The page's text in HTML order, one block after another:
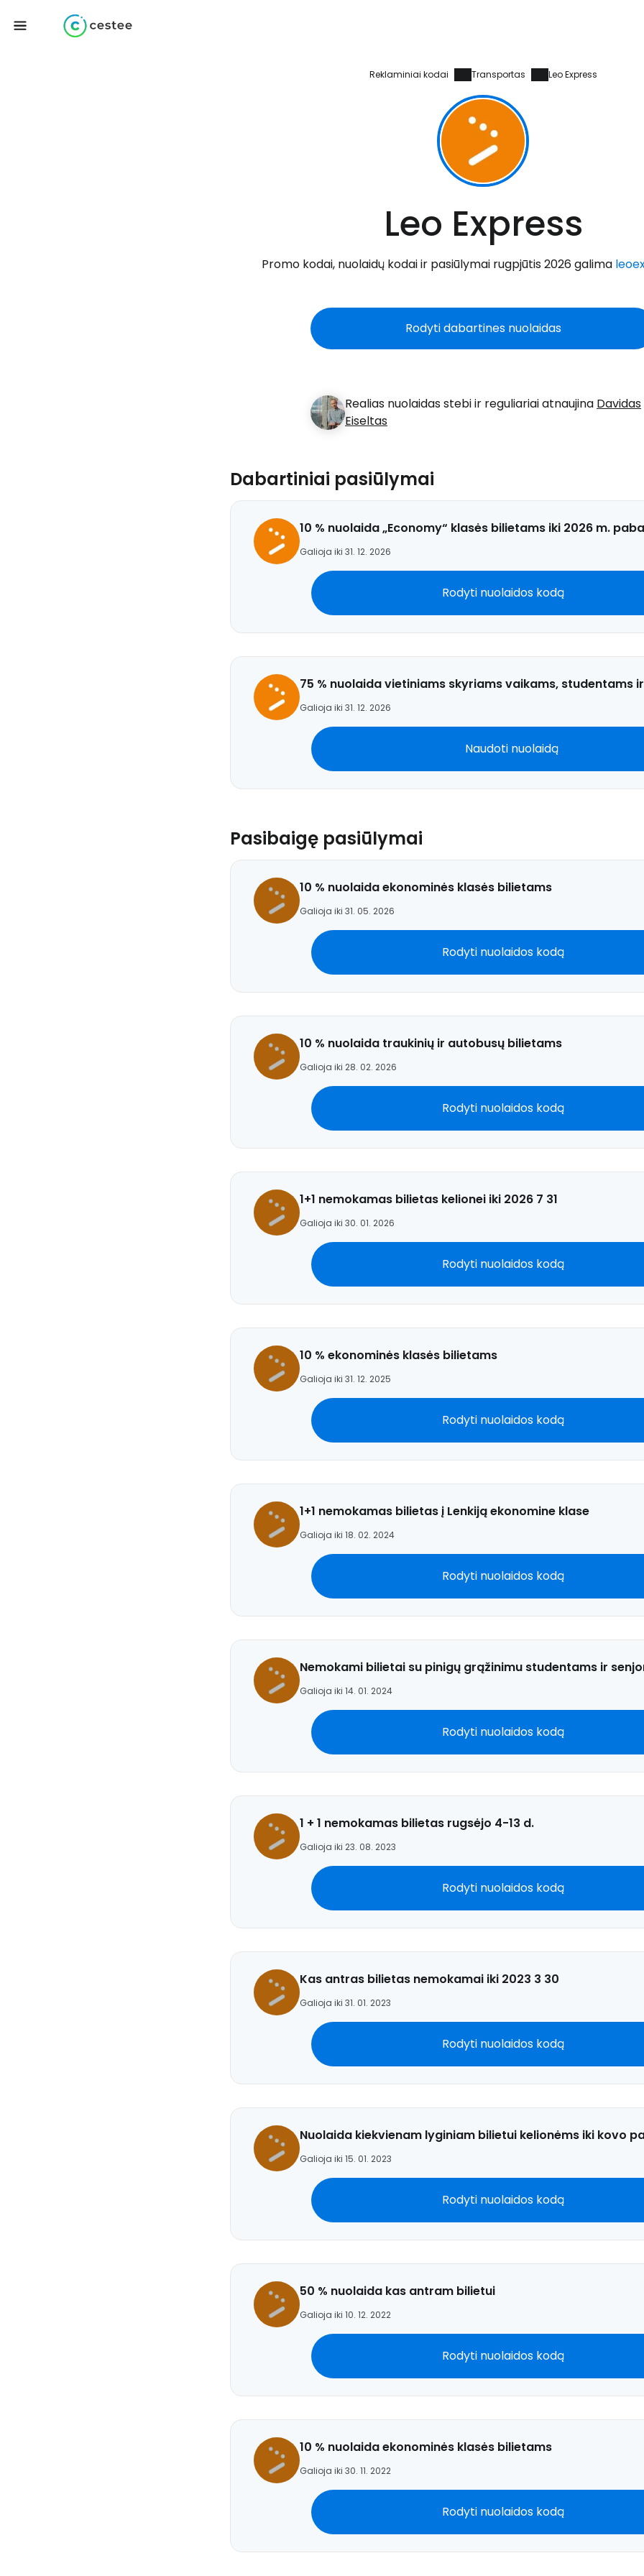
Reklaminiai kodai Transportas Leo Express
Leo Express
Promo kodai, nuolaidų kodai ir pasiūlymai rugpjūtis 2026 galima
Rodyti dabartines nuolaidas
Realias nuolaidas stebi ir reguliariai atnaujina Davidas
Eiseltas
Dabartiniai pasiūlymai
10 % nuolaida „Economy“ klasės bilietams iki 2026 m.
Galioja iki 31. 12. 2026
Rodyti nuolaidos kodą
75 % nuolaida vietiniams skyriams vaikams, studentams
Galioja iki 31. 12. 2026
Naudoti nuolaidą
Pasibaigę pasiūlymai
10 % nuolaida ekonominės klasės bilietams
Galioja iki 31. 05. 2026
Rodyti nuolaidos kodą
10 % nuolaida traukinių ir autobusų bilietams
Galioja iki 28. 02. 2026
Rodyti nuolaidos kodą
1+1 nemokamas bilietas kelionei iki 2026 7 31
Galioja iki 30. 01. 2026
Rodyti nuolaidos kodą
10 % ekonominės klasės bilietams
Galioja iki 31. 12. 2025
Rodyti nuolaidos kodą
1+1 nemokamas bilietas į Lenkiją ekonomine klase
Galioja iki 18. 02. 2024
Rodyti nuolaidos kodą
Nemokami bilietai su pinigų grąžinimu studentams ir
Galioja iki 14. 01. 2024
Rodyti nuolaidos kodą
1 + 1 nemokamas bilietas rugsėjo 4-13 d.
Galioja iki 23. 08. 2023
Rodyti nuolaidos kodą
Kas antras bilietas nemokamai iki 2023 3 30
Galioja iki 31. 01. 2023
Rodyti nuolaidos kodą
Nuolaida kiekvienam lyginiam bilietui kelionėms iki kovo
Galioja iki 15. 01. 2023
Rodyti nuolaidos kodą
50 % nuolaida kas antram bilietui
Galioja iki 10. 12. 2022
Rodyti nuolaidos kodą
10 % nuolaida ekonominės klasės bilietams
Galioja iki 30. 11. 2022
Rodyti nuolaidos kodą
Prisijunkite
... pasaulinė kelionių bendruomenė